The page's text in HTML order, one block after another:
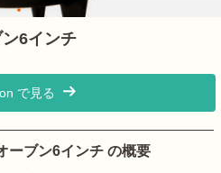
6インチ
で見る
ーブン6インチ の概要